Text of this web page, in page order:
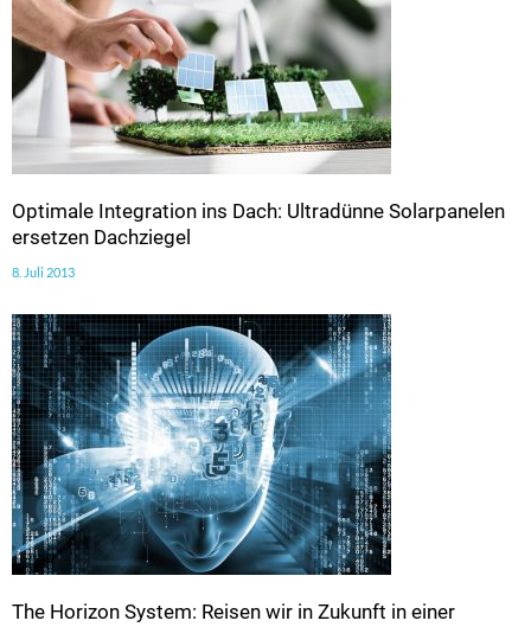
Optimale Integration ins Dach: Ultradünne Solarpanelen
ersetzen Dachziegel
8. Juli 2013
The Horizon System: Reisen wir in Zukunft in einer